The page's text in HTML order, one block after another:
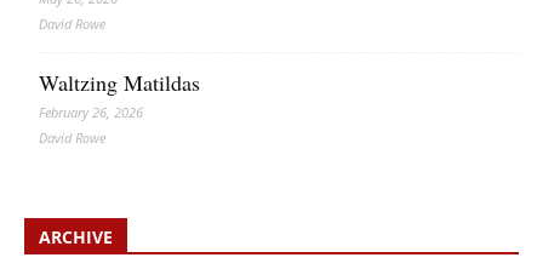
David Rowe
Waltzing Matildas
February 26, 2026
David Rowe
ARCHIVE